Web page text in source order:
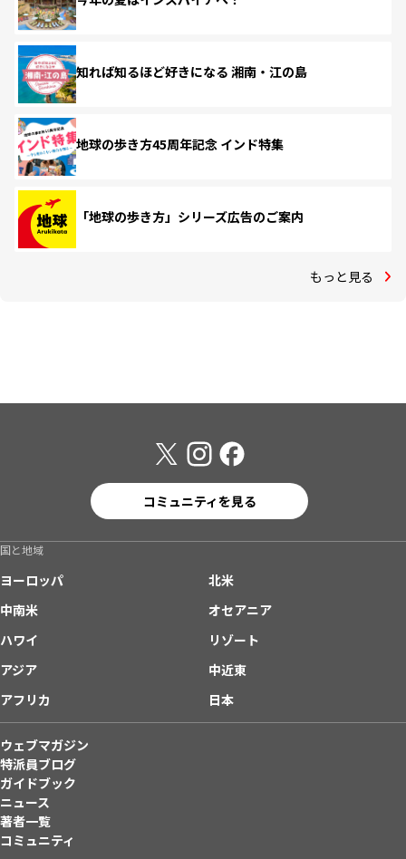
知れば知るほど好きになる 湘南・江の島
地球の歩き方45周年記念 インド特集
「地球の歩き方」シリーズ広告のご案内
もっと見る
コミュニティを見る
国と地域
ヨーロッパ
北米
中南米
オセアニア
ハワイ
リゾート
アジア
中近東
アフリカ
日本
ウェブマガジン
特派員ブログ
ガイドブック
ニュース
著者一覧
コミュニティ